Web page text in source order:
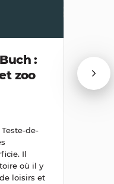
:
zoo
de-
Il
où il y
loisirs et